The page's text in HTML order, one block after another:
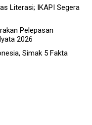
Literasi; IKAPI Segera
Pelepasan
2026
Simak 5 Fakta